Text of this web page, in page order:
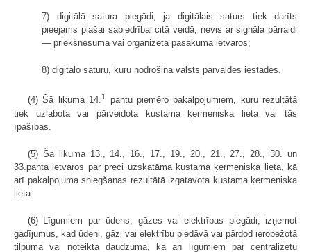
7) digitālā satura piegādi, ja digitālais saturs tiek darīts
pieejams plašai sabiedrībai citā veidā, nevis ar signāla pārraidi
— priekšnesuma vai organizēta pasākuma ietvaros;
8) digitālo saturu, kuru nodrošina valsts pārvaldes iestādes.
(4) Šā likuma 14.1 pantu piemēro pakalpojumiem, kuru rezultātā
tiek uzlabota vai pārveidota kustama ķermeniska lieta vai tās
īpašības.
(5) Šā likuma 13., 14., 16., 17., 19., 20., 21., 27., 28., 30. un
33.panta ietvaros par preci uzskatāma kustama ķermeniska lieta, kā
arī pakalpojuma sniegšanas rezultātā izgatavota kustama ķermeniska
lieta.
(6) Līgumiem par ūdens, gāzes vai elektrības piegādi, izņemot
gadījumus, kad ūdeni, gāzi vai elektrību piedāvā vai pārdod ierobežotā
tilpumā vai noteiktā daudzumā, kā arī līgumiem par centralizētu